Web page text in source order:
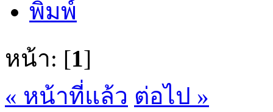
พิมพ์
หน้า: [1]
« หน้าที่แล้ว ต่อไป »